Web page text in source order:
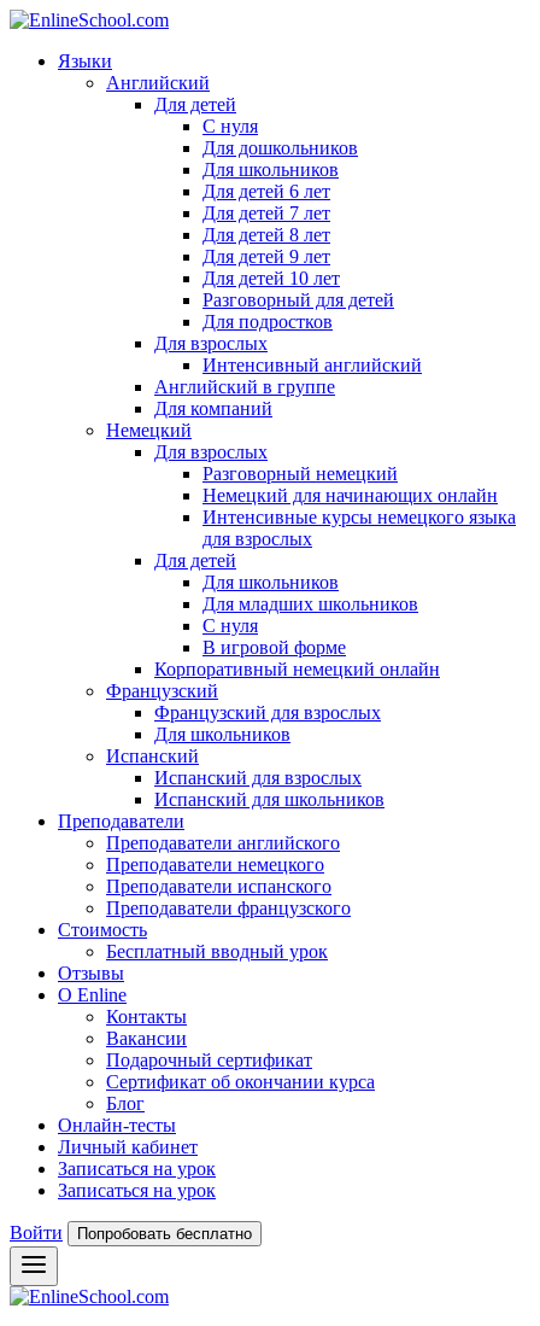
Языки
Английский
Для детей
С нуля
Для дошкольников
Для школьников
Для детей 6 лет
Для детей 7 лет
Для детей 8 лет
Для детей 9 лет
Для детей 10 лет
Разговорный для детей
Для подростков
Для взрослых
Интенсивный английский
Английский в группе
Для компаний
Немецкий
Для взрослых
Разговорный немецкий
Немецкий для начинающих онлайн
Интенсивные курсы немецкого языка
для взрослых
Для детей
Для школьников
Для младших школьников
С нуля
В игровой форме
Корпоративный немецкий онлайн
Французский
Французский для взрослых
Для школьников
Испанский
Испанский для взрослых
Испанский для школьников
Преподаватели
Преподаватели английского
Преподаватели немецкого
Преподаватели испанского
Преподаватели французского
Стоимость
Бесплатный вводный урок
Отзывы
О Enline
Контакты
Вакансии
Подарочный сертификат
Сертификат об окончании курса
Блог
Онлайн-тесты
Личный кабинет
Записаться на урок
Записаться на урок
Войти Попробовать бесплатно